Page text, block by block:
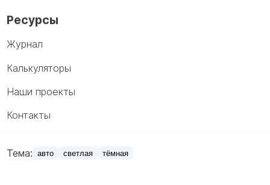
Ресурсы
Журнал
Калькуляторы
Наши проекты
Контакты
Тема: авто светлая тёмная